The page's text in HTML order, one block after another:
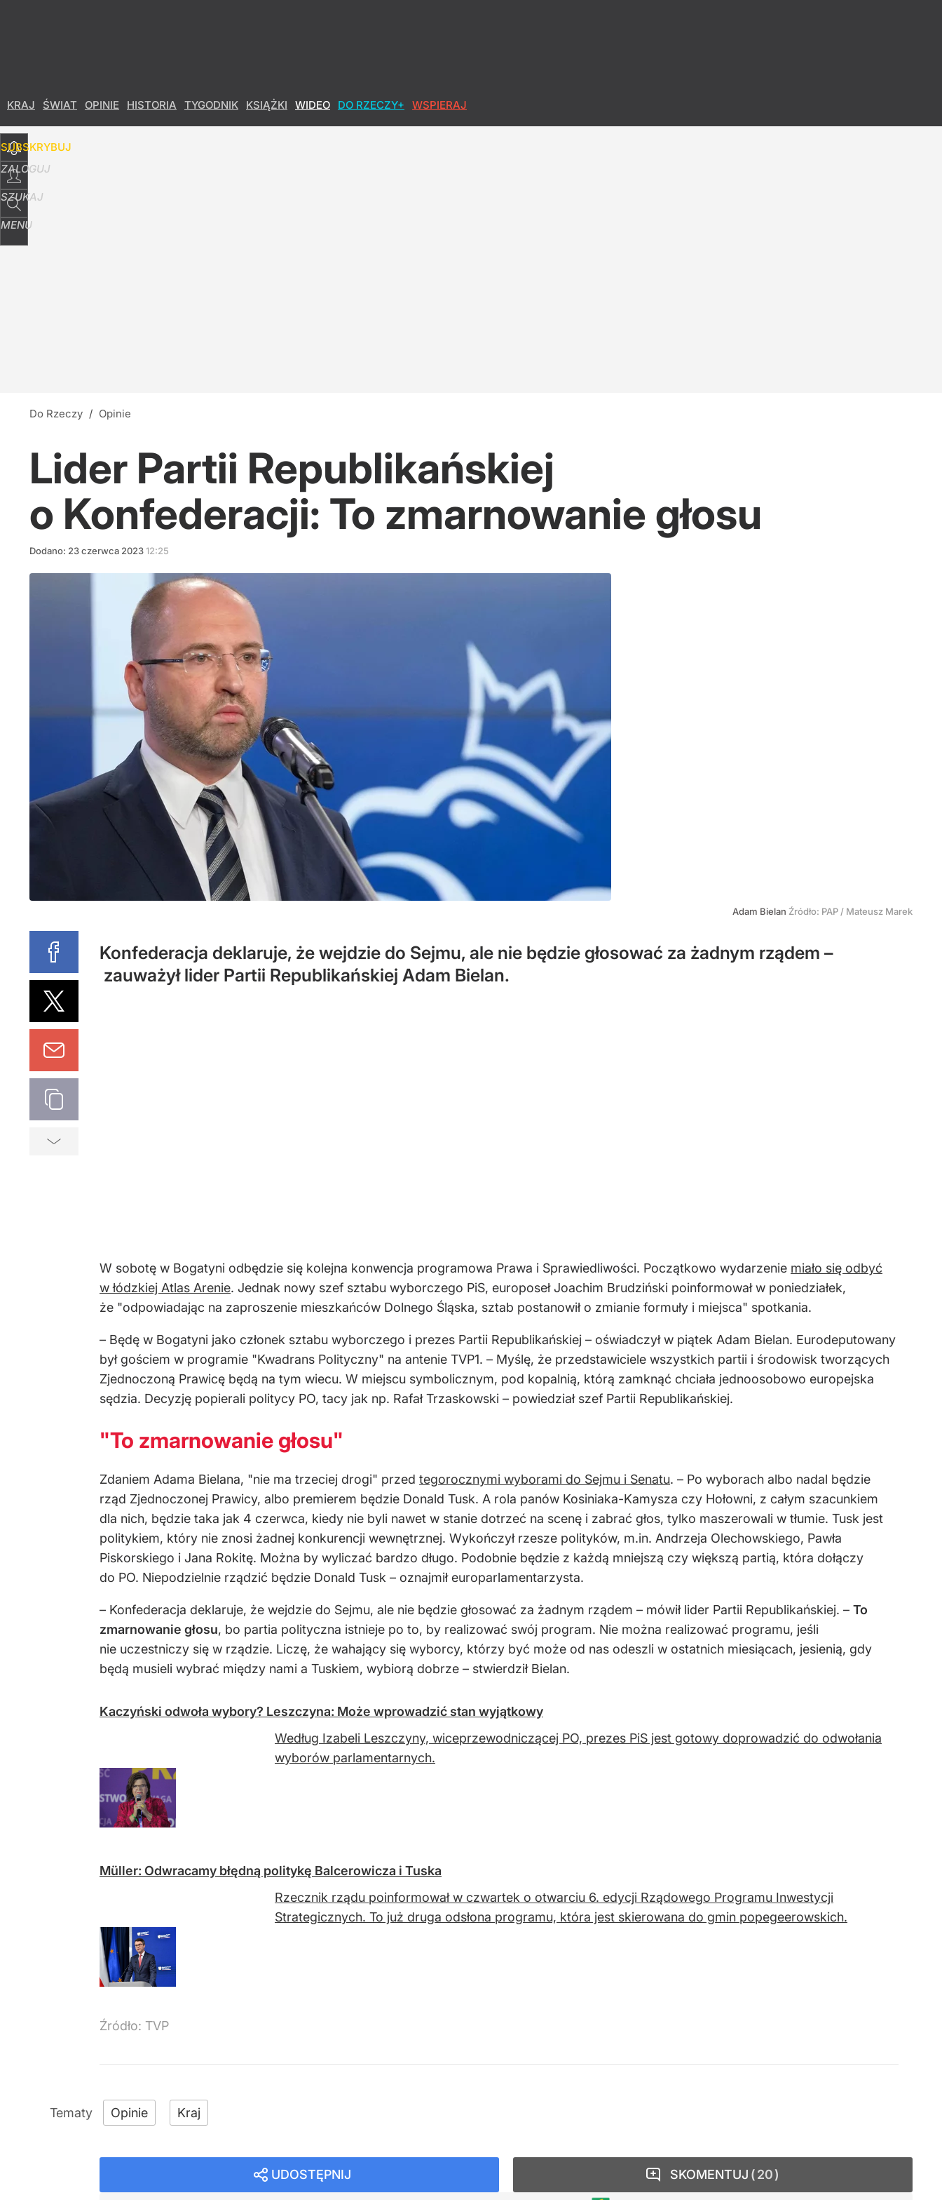
KRAJ ŚWIAT OPINIE HISTORIA TYGODNIK KSIĄŻKI WIDEO DO RZECZY+ WSPIERAJ
SUBSKRYBUJ
ZALOGUJ
SZUKAJ
MENU
Do Rzeczy / Opinie
Lider Partii Republikańskiej
o Konfederacji: To zmarnowanie głosu
Dodano: 23czerwca 202312:25
Adam Bielan Źródło: PAP / Mateusz Marek
Konfederacja deklaruje, że wejdzie do Sejmu, ale nie będzie głosować za żadnym rządem –
zauważył lider Partii Republikańskiej Adam Bielan.
W sobotę w Bogatyni odbędzie się kolejna konwencja programowa Prawa i Sprawiedliwości. Początkowo wydarzenie miało się odbyć
w łódzkiej Atlas Arenie. Jednak nowy szef sztabu wyborczego PiS, europoseł Joachim Brudziński poinformował w poniedziałek,
że "odpowiadając na zaproszenie mieszkańców Dolnego Śląska, sztab postanowił o zmianie formuły i miejsca" spotkania.
– Będę w Bogatyni jako członek sztabu wyborczego i prezes Partii Republikańskiej – oświadczył w piątek Adam Bielan. Eurodeputowany
był gościem w programie "Kwadrans Polityczny" na antenie TVP1. – Myślę, że przedstawiciele wszystkich partii i środowisk tworzących
Zjednoczoną Prawicę będą na tym wiecu. W miejscu symbolicznym, pod kopalnią, którą zamknąć chciała jednoosobowo europejska
sędzia. Decyzję popierali politycy PO, tacy jak np. Rafał Trzaskowski – powiedział szef Partii Republikańskiej.
"To zmarnowanie głosu"
Zdaniem Adama Bielana, "nie ma trzeciej drogi" przed tegorocznymi wyborami do Sejmu i Senatu. – Po wyborach albo nadal będzie
rząd Zjednoczonej Prawicy, albo premierem będzie Donald Tusk. A rola panów Kosiniaka-Kamysza czy Hołowni, z całym szacunkiem
dla nich, będzie taka jak 4 czerwca, kiedy nie byli nawet w stanie dotrzeć na scenę i zabrać głos, tylko maszerowali w tłumie. Tusk jest
politykiem, który nie znosi żadnej konkurencji wewnętrznej. Wykończył rzesze polityków, m.in. Andrzeja Olechowskiego, Pawła
Piskorskiego i Jana Rokitę. Można by wyliczać bardzo długo. Podobnie będzie z każdą mniejszą czy większą partią, która dołączy
do PO. Niepodzielnie rządzić będzie Donald Tusk – oznajmił europarlamentarzysta.
– Konfederacja deklaruje, że wejdzie do Sejmu, ale nie będzie głosować za żadnym rządem – mówił lider Partii Republikańskiej. – To
zmarnowanie głosu, bo partia polityczna istnieje po to, by realizować swój program. Nie można realizować programu, jeśli
nie uczestniczy się w rządzie. Liczę, że wahający się wyborcy, którzy być może od nas odeszli w ostatnich miesiącach, jesienią, gdy
będą musieli wybrać między nami a Tuskiem, wybiorą dobrze – stwierdził Bielan.
Kaczyński odwoła wybory? Leszczyna: Może wprowadzić stan wyjątkowy
Według Izabeli Leszczyny, wiceprzewodniczącej PO, prezes PiS jest gotowy doprowadzić do odwołania
wyborów parlamentarnych.
Müller: Odwracamy błędną politykę Balcerowicza i Tuska
Rzecznik rządu poinformował w czwartek o otwarciu 6. edycji Rządowego Programu Inwestycji
Strategicznych. To już druga odsłona programu, która jest skierowana do gmin popegeerowskich.
Źródło: TVP
Opinie Kraj
UDOSTĘPNIJ SKOMENTUJ 20